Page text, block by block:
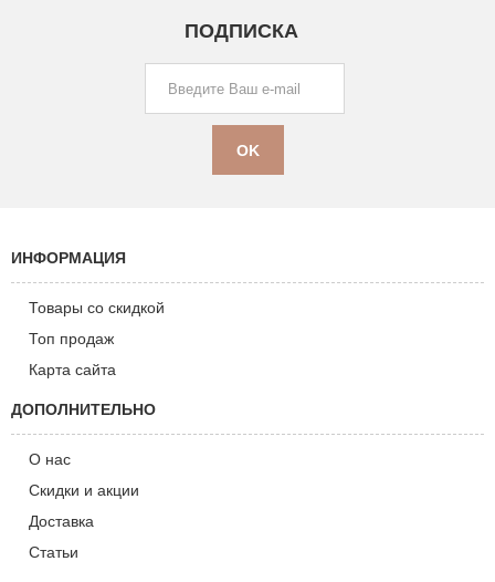
ПОДПИСКА
ИНФОРМАЦИЯ
Товары со скидкой
Топ продаж
Карта сайта
ДОПОЛНИТЕЛЬНО
О нас
Скидки и акции
Доставка
Статьи